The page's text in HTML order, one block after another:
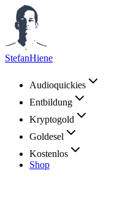
StefanHiene
Audioquickies
Entbildung
Kryptogold
Goldesel
Kostenlos
Shop